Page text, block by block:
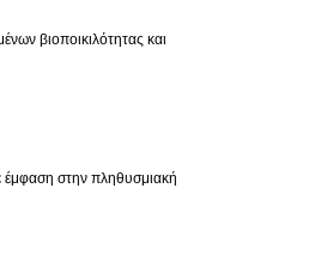
βιοποικιλότητας και
έμφαση στην πληθυσμιακή